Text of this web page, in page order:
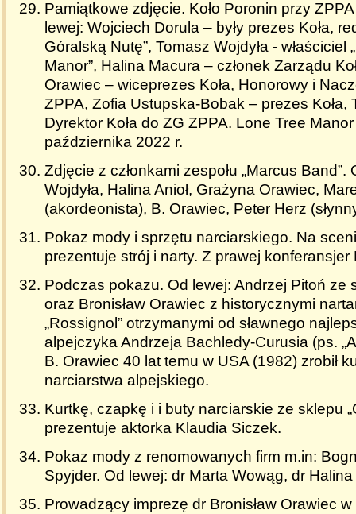
Pamiątkowe zdjęcie. Koło Poronin przy
lewej: Wojciech Dorula – były prezes Koła,
Góralską Nutę”, Tomasz Wojdyła - właściciel
Manor”, Halina Macura – członek Zarządu
Orawiec – wiceprezes Koła, Honorowy i
ZPPA, Zofia Ustupska-Bobak – prezes Koła,
Dyrektor Koła do ZG ZPPA. Lone Tree
października 2022 r.
Zdjęcie z członkami zespołu „Marcus Band”.
Wojdyła, Halina Anioł, Grażyna Orawiec,
(akordeonista), B. Orawiec, Peter Herz
Pokaz mody i sprzętu narciarskiego. Na
prezentuje strój i narty. Z prawej konferansjer
Podczas pokazu. Od lewej: Andrzej Pitoń ze
oraz Bronisław Orawiec z historycznymi
„Rossignol” otrzymanymi od sławnego
alpejczyka Andrzeja Bachledy-Curusia (ps.
B. Orawiec 40 lat temu w USA (1982) zrobił
narciarstwa alpejskiego.
Kurtkę, czapkę i i buty narciarskie ze sklepu
prezentuje aktorka Klaudia Siczek.
Pokaz mody z renomowanych firm m.in:
Spyjder. Od lewej: dr Marta Wowąg, dr Halina
Prowadzący imprezę dr Bronisław Orawiec